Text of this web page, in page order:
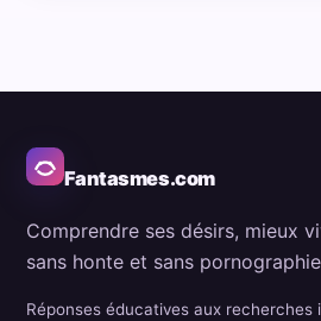
Fantasmes.com
Comprendre ses désirs, mieux
sans honte et sans
Réponses éducatives aux recherches